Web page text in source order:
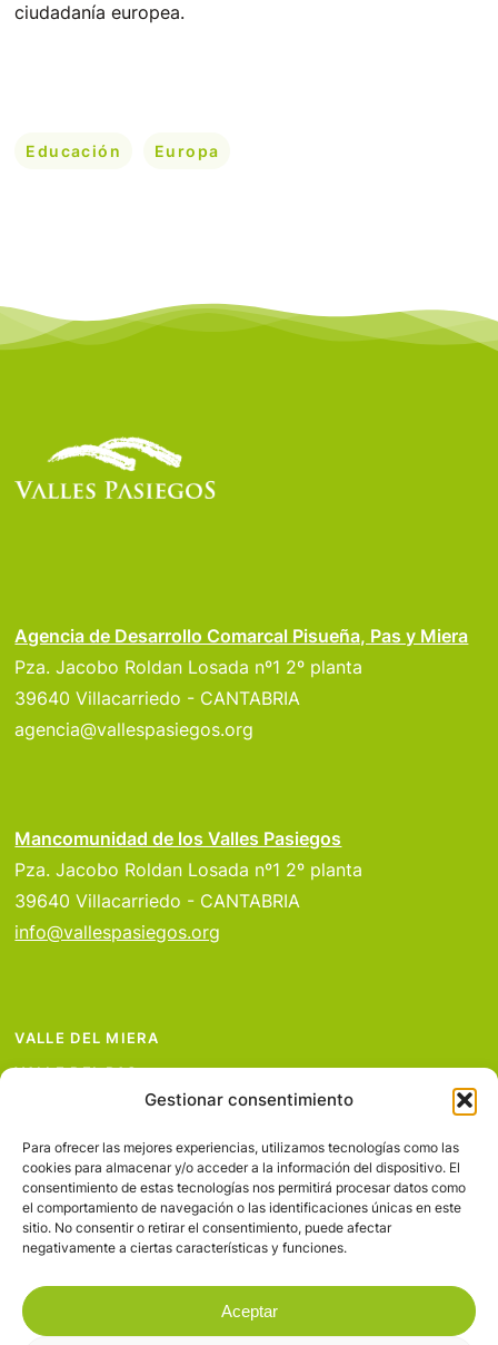
Gestionar consentimiento
Para ofrecer las mejores experiencias, utilizamos tecnologías como las
cookies para almacenar y/o acceder a la información del dispositivo. El
consentimiento de estas tecnologías nos permitirá procesar datos como
el comportamiento de navegación o las identificaciones únicas en este
sitio. No consentir o retirar el consentimiento, puede afectar
negativamente a ciertas características y funciones.
Aceptar
ciudadanía europea.
Educación Europa
Agencia de Desarrollo Comarcal Pisueña, Pas y Miera
Pza. Jacobo Roldan Losada nº1 2º planta
39640 Villacarriedo - CANTABRIA
agencia@vallespasiegos.org
Mancomunidad de los Valles Pasiegos
Pza. Jacobo Roldan Losada nº1 2º planta
39640 Villacarriedo - CANTABRIA
info@vallespasiegos.org
VALLE DEL MIERA
VALLE DEL PAS
VALLE DEL PISUEÑA
PROYECTOS
SERVICIOS
AVISO LEGAL